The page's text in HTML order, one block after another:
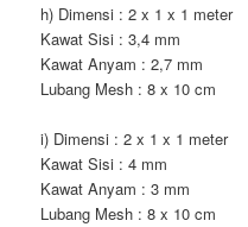
h) Dimensi : 2 x 1 x 1 meter
Kawat Sisi : 3,4 mm
Kawat Anyam : 2,7 mm
Lubang Mesh : 8 x 10 cm
i) Dimensi : 2 x 1 x 1 meter
Kawat Sisi : 4 mm
Kawat Anyam : 3 mm
Lubang Mesh : 8 x 10 cm